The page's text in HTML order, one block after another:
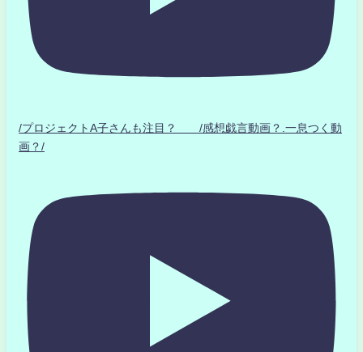
/プロジェクトA子さんも注目？ /感想戯言動画？.一息つく動
画？/